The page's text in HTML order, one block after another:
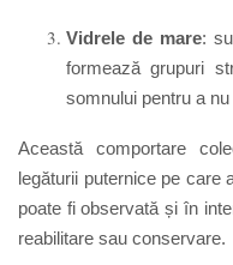
Vidrele de mare:
formează grupuri
somnului pentru a
Această comportare
legăturii puternice pe care
poate fi observată și în
reabilitare sau conservare.